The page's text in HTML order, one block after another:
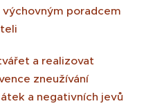
poradcem
a realizovat
zneužívání
a negativních jevů